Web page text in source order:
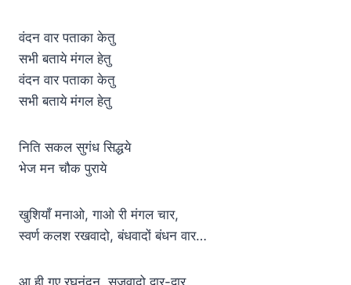
वंदन वार पताका केतु
सभी बताये मंगल हेतु
वंदन वार पताका केतु
सभी बताये मंगल हेतु
निति सकल सुगंध सिद्धये
भेज मन चौक पुराये
खुशियाँ मनाओ, गाओ री मंगल चार,
स्वर्ण कलश रखवादो, बंधवादों बंधन वार…
आ ही गए रघुनंदन, सजवादो द्वार-द्वार,